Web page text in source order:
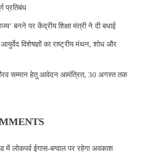
प्रतिबंध
बनने पर केंद्रीय शिक्षा मंत्री ने दी बधाई
विशेषज्ञों का राष्ट्रीय मंथन, शोध और
सम्मान हेतु आवेदन आमंत्रित, 30 अगस्त तक
में लोकपर्व ईगास-बग्वाल पर रहेगा अवकाश